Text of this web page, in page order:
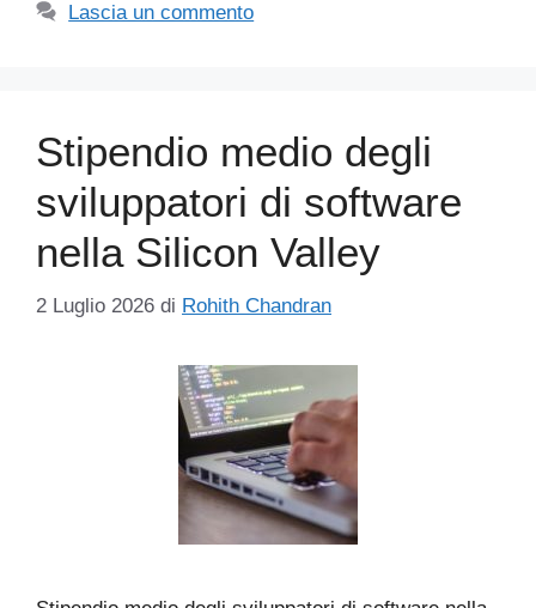
Lascia un commento
Stipendio medio degli
sviluppatori di software
nella Silicon Valley
2 Luglio 2026 di Rohith Chandran